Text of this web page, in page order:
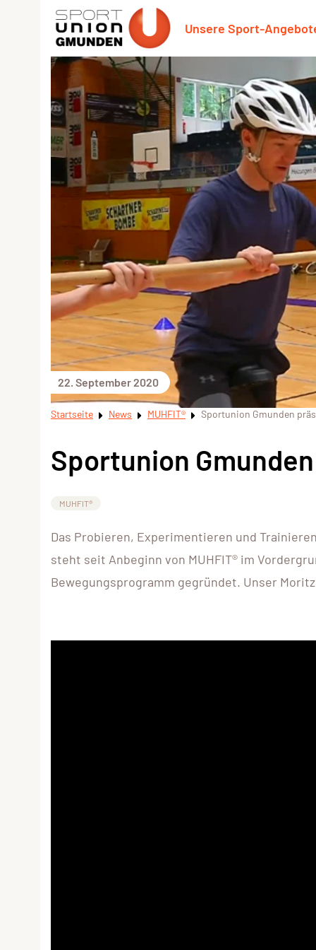
Unsere Sport-
22. September 2020
Startseite News MUHFIT® Sportunion Gmunden
Sportunion
MUHFIT®
Das Probieren, Experimentieren und
steht seit Anbeginn von MUHFIT® im
Bewegungsprogramm gegründet. Unser